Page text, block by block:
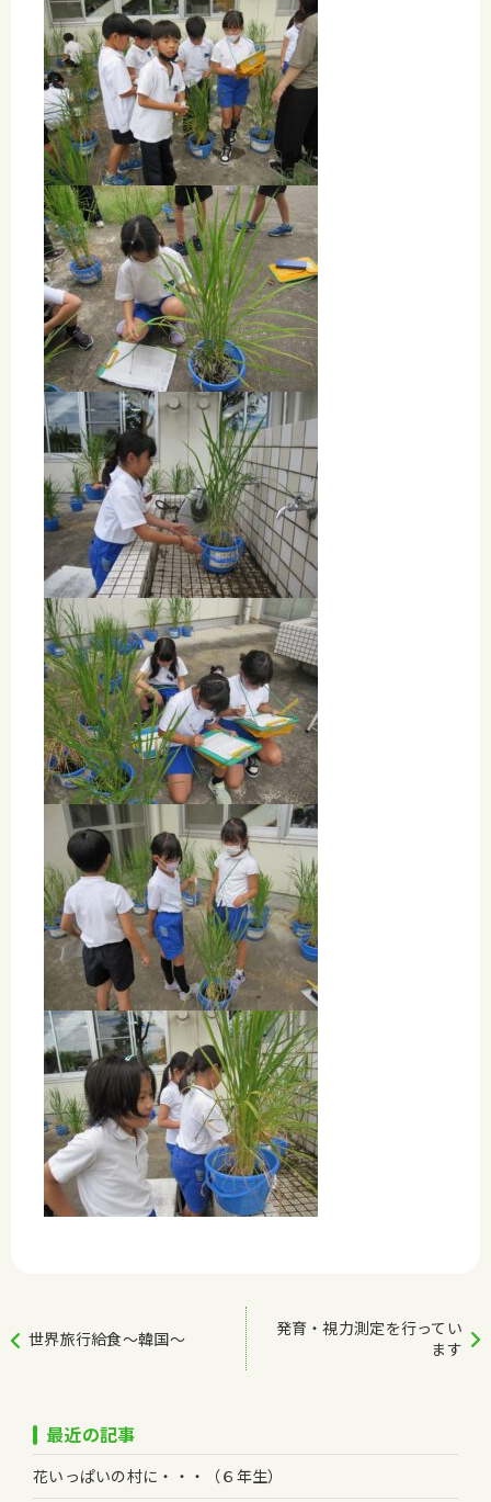
世界旅行給食～韓国～
発育・視力測定を行ってい
ます
最近の記事
花いっぱいの村に・・・（６年生）